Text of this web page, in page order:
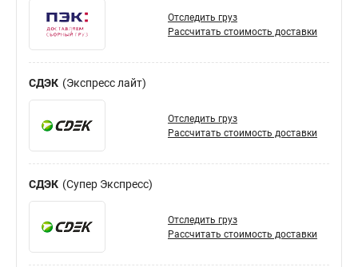
Рассчитать стоимость доставки
Отследить груз
СДЭК Экспресс лайт
Рассчитать стоимость доставки
Отследить груз
СДЭК Супер Экспресс
Рассчитать стоимость доставки
Отследить груз